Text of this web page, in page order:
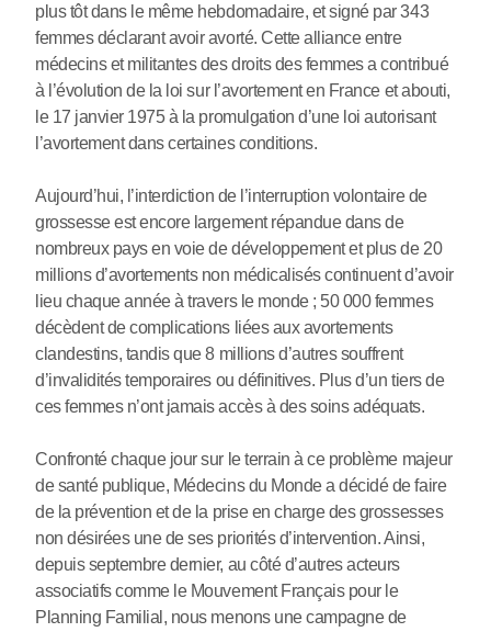
plus tôt dans le même hebdomadaire, et signé par 343
femmes déclarant avoir avorté. Cette alliance entre
médecins et militantes des droits des femmes a contribué
à l’évolution de la loi sur l’avortement en France et abouti,
le 17 janvier 1975 à la promulgation d’une loi autorisant
l’avortement dans certaines conditions.
Aujourd’hui, l’interdiction de l’interruption volontaire de
grossesse est encore largement répandue dans de
nombreux pays en voie de développement et plus de 20
millions d’avortements non médicalisés continuent d’avoir
lieu chaque année à travers le monde ; 50 000 femmes
décèdent de complications liées aux avortements
clandestins, tandis que 8 millions d’autres souffrent
d’invalidités temporaires ou définitives. Plus d’un tiers de
ces femmes n’ont jamais accès à des soins adéquats.
Confronté chaque jour sur le terrain à ce problème majeur
de santé publique, Médecins du Monde a décidé de faire
de la prévention et de la prise en charge des grossesses
non désirées une de ses priorités d’intervention. Ainsi,
depuis septembre dernier, au côté d’autres acteurs
associatifs comme le Mouvement Français pour le
Planning Familial, nous menons une campagne de